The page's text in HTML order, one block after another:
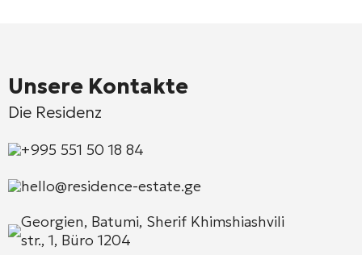
Unsere Kontakte
Die Residenz
+995 551 50 18 84
hello@residence-estate.ge
Georgien, Batumi, Sherif Khimshiashvili
str., 1, Büro 1204